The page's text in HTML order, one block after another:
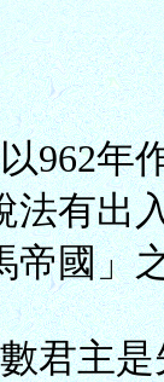
962年
法有出
帝國」
君主